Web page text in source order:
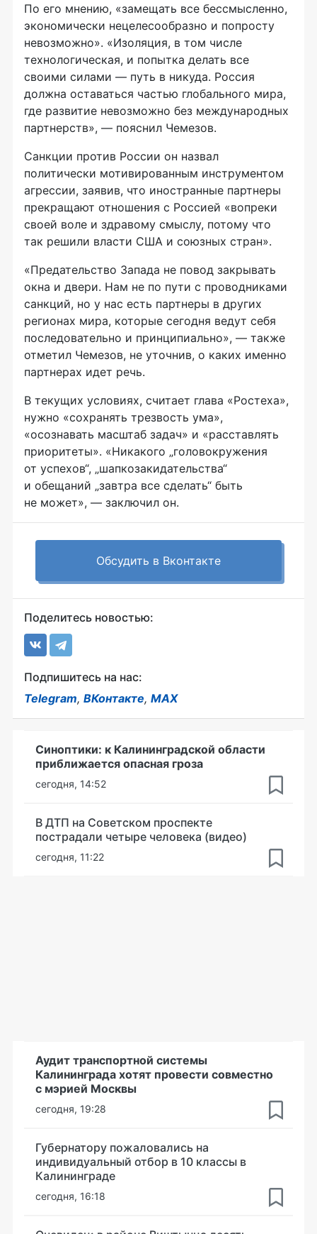
По его мнению, «замещать все бессмысленно,
экономически нецелесообразно и попросту
невозможно». «Изоляция, в том числе
технологическая, и попытка делать все
своими силами — путь в никуда. Россия
должна оставаться частью глобального мира,
где развитие невозможно без международных
партнерств», — пояснил Чемезов.
Санкции против России он назвал
политически мотивированным инструментом
агрессии, заявив, что иностранные партнеры
прекращают отношения с Россией «вопреки
своей воле и здравому смыслу, потому что
так решили власти США и союзных стран».
«Предательство Запада не повод закрывать
окна и двери. Нам не по пути с проводниками
санкций, но у нас есть партнеры в других
регионах мира, которые сегодня ведут себя
последовательно и принципиально», — также
отметил Чемезов, не уточнив, о каких именно
партнерах идет речь.
В текущих условиях, считает глава «Ростеха»,
нужно «сохранять трезвость ума»,
«осознавать масштаб задач» и «расставлять
приоритеты». «Никакого „головокружения
от успехов“, „шапкозакидательства“
и обещаний „завтра все сделать“ быть
не может», — заключил он.
Обсудить в Вконтакте
Поделитесь новостью:
Подпишитесь на нас:
Telegram, ВКонтакте, MAX
Синоптики: к Калининградской области
приближается опасная гроза
сегодня, 14:52
В ДТП на Советском проспекте
пострадали четыре человека (видео)
сегодня, 11:22
Аудит транспортной системы
Калининграда хотят провести совместно
с мэрией Москвы
сегодня, 19:28
Губернатору пожаловались на
индивидуальный отбор в 10 классы в
Калининграде
сегодня, 16:18